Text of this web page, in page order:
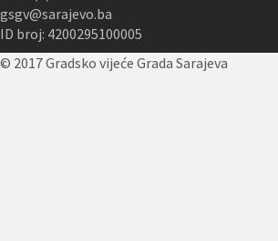
gsgv@sarajevo.ba
ID broj: 4200295100005
© 2017 Gradsko vijeće Grada Sarajeva